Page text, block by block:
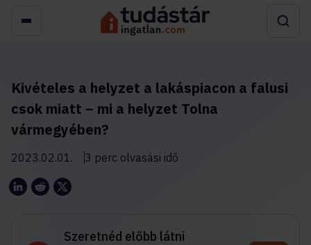
Kivételes a helyzet a lakáspiacon a falusi
csok miatt – mi a helyzet Tolna
vármegyében?
2023.02.01. 3 perc olvasási idő
Szeretnéd előbb látni